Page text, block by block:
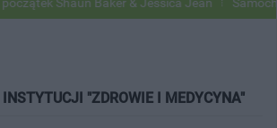
"ZDROWIE I MEDYCYNA"